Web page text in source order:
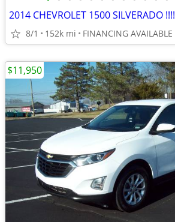
2014 CHEVROLET 1500 SILVERADO !!!!
8/1 152k mi FINANCING AVAILABLE
$11,950